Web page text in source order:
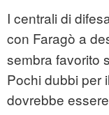
I centrali di
con Faragò a
sembra favorito
Pochi dubbi per
dovrebbe